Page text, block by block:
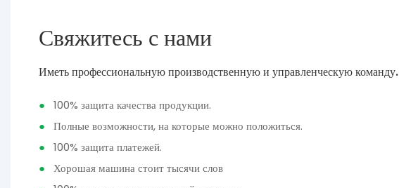
Свяжитесь с нами
Иметь профессиональную производственную и управленческую команду.
●
100% защита качества продукции.
●
Полные возможности, на которые можно положиться.
●
100% защита платежей.
●
Хорошая машина стоит тысячи слов